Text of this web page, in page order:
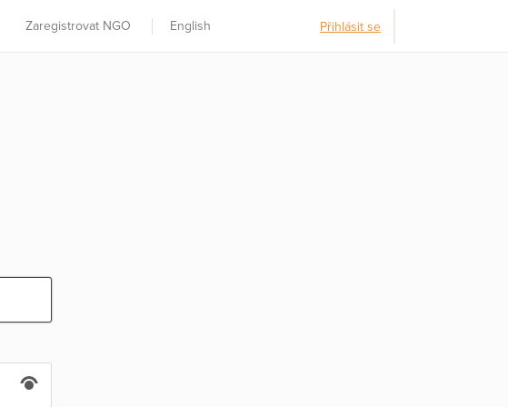
Zaregistrovat NGO English Přihlásit se